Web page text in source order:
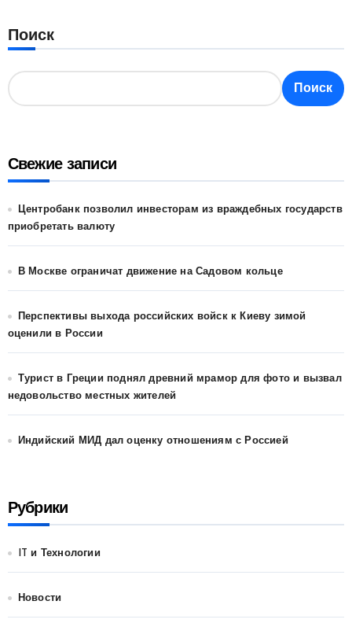
Поиск
Поиск
Свежие записи
Центробанк позволил инвесторам из враждебных государств
приобретать валюту
В Москве ограничат движение на Садовом кольце
Перспективы выхода российских войск к Киеву зимой
оценили в России
Турист в Греции поднял древний мрамор для фото и вызвал
недовольство местных жителей
Индийский МИД дал оценку отношениям с Россией
Рубрики
IT и Технологии
Новости